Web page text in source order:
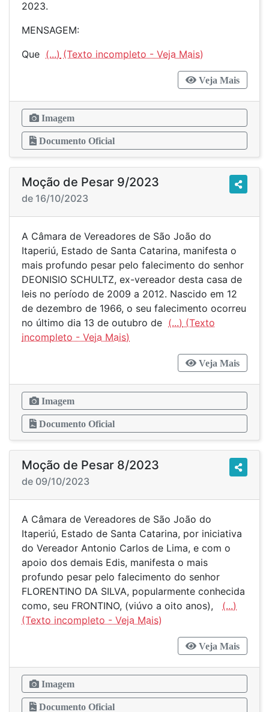
2023.
MENSAGEM:
Que (...)
Veja Mais
Imagem
Documento Oficial
Moção de Pesar 9/2023
de 16/10/2023
A Câmara de Vereadores de São João do
Itaperiú, Estado de Santa Catarina, manifesta o
mais profundo pesar pelo falecimento do senhor
DEONISIO SCHULTZ, ex-vereador desta casa de
leis no período de 2009 a 2012. Nascido em 12
de dezembro de 1966, o seu falecimento ocorreu
no último dia 13 de outubro de (...)
Veja Mais
Imagem
Documento Oficial
Moção de Pesar 8/2023
de 09/10/2023
A Câmara de Vereadores de São João do
Itaperiú, Estado de Santa Catarina, por iniciativa
do Vereador Antonio Carlos de Lima, e com o
apoio dos demais Edis, manifesta o mais
profundo pesar pelo falecimento do senhor
FLORENTINO DA SILVA, popularmente conhecida
como, seu FRONTINO, (viúvo a oito anos), (...)
Veja Mais
Imagem
Documento Oficial